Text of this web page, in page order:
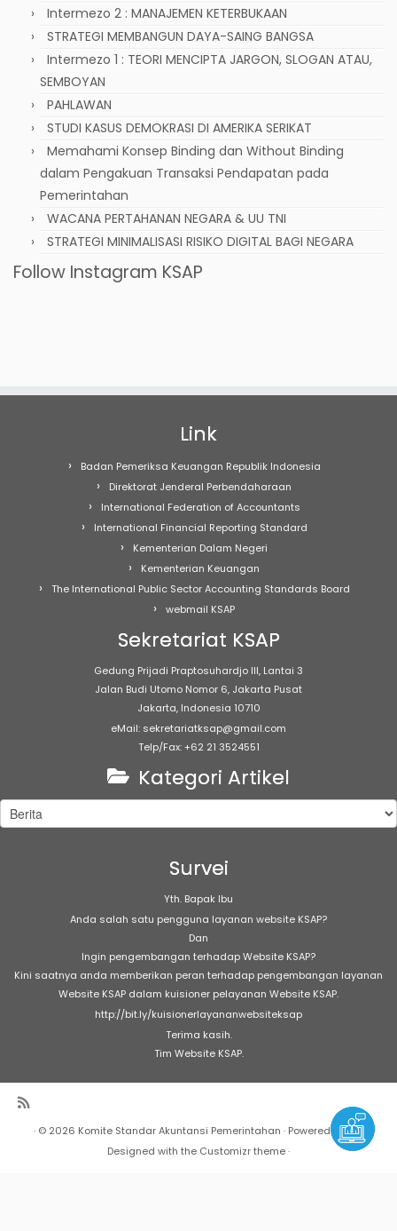
Intermezo 2 : MANAJEMEN KETERBUKAAN
STRATEGI MEMBANGUN DAYA-SAING BANGSA
Intermezo 1 : TEORI MENCIPTA JARGON, SLOGAN ATAU,
SEMBOYAN
PAHLAWAN
STUDI KASUS DEMOKRASI DI AMERIKA SERIKAT
Memahami Konsep Binding dan Without Binding
dalam Pengakuan Transaksi Pendapatan pada
Pemerintahan
WACANA PERTAHANAN NEGARA & UU TNI
STRATEGI MINIMALISASI RISIKO DIGITAL BAGI NEGARA
Follow Instagram KSAP
Link
Badan Pemeriksa Keuangan Republik Indonesia
Direktorat Jenderal Perbendaharaan
International Federation of Accountants
International Financial Reporting Standard
Kementerian Dalam Negeri
Kementerian Keuangan
The International Public Sector Accounting Standards Board
webmail KSAP
Sekretariat KSAP
Gedung Prijadi Praptosuhardjo III, Lantai 3
Jalan Budi Utomo Nomor 6, Jakarta Pusat
Jakarta, Indonesia 10710
eMail: sekretariatksap@gmail.com
Telp/Fax: +62 21 3524551
Kategori Artikel
Kategori
Artikel
Survei
Yth. Bapak Ibu
Anda salah satu pengguna layanan website KSAP?
Dan
Ingin pengembangan terhadap Website KSAP?
Kini saatnya anda memberikan peran terhadap pengembangan layanan
Website KSAP dalam kuisioner pelayanan Website KSAP.
http://bit.ly/kuisionerlayananwebsiteksap
Terima kasih.
Tim Website KSAP.
· © 2026 Komite Standar Akuntansi Pemerintahan · Powered by
·
Designed with the Customizr theme·